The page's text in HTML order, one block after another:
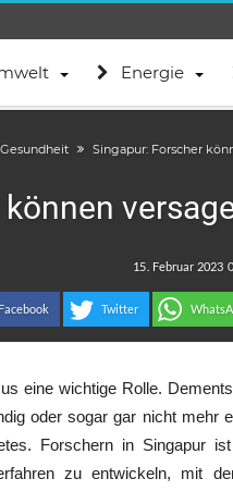
Energie
Gesundheit Singapur: Forscher
Facebook Twitter
eine wichtige Rolle.
oder sogar gar nicht mehr
Forschern in Singapur
zu entwickeln, mit